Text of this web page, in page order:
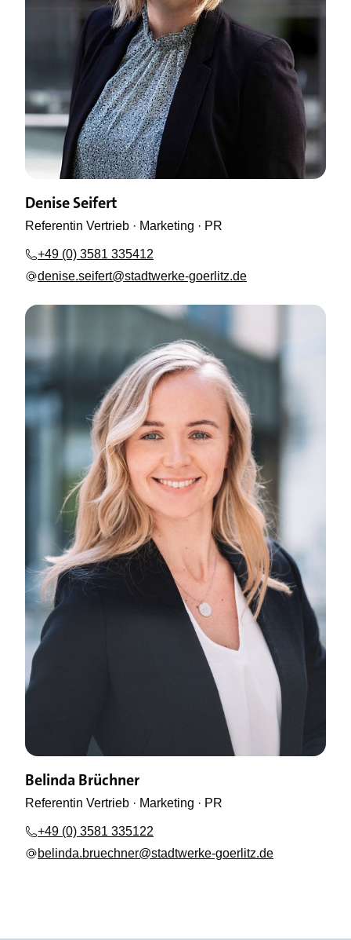
Denise Seifert
Referentin Vertrieb · Marketing · PR
+49 (0) 3581 335412
denise.seifert@stadtwerke-goerlitz.de
Belinda Brüchner
Referentin Vertrieb · Marketing · PR
+49 (0) 3581 335122
belinda.bruechner@stadtwerke-goerlitz.de